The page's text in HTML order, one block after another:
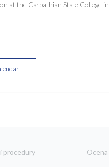
at the Carpathian State College
procedury Ocena